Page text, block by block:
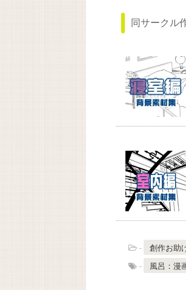
同サークル
- 創作お助
-
風呂：漫